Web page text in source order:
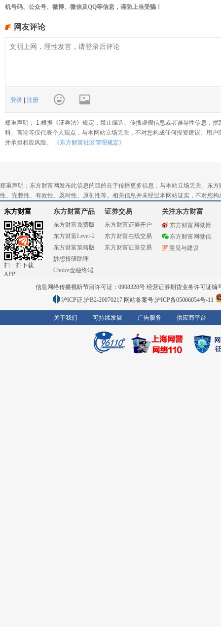
机号码、公众号、微博、微信及QQ等信息，谨防上当受骗！
网友评论
登录 | 注册
郑重声明： 1.根据《证券法》规定，禁止编造、传播虚假信息或者误导性信息，
料、言论等仅代表个人观点，与本网站立场无关，不对您构成任何投资建议。用
并承担相应风险。
《东方财富社区管理规定》
郑重声明：东方财富网发布此信息的目的在于传播更多信息，与本站立场无关。东
性、完整性、有效性、及时性、原创性等。相关信息并未经过本网站证实，不对您
东方财富
扫一扫下载
APP
东方财富产品
东方财富免费版
东方财富Level-2
东方财富策略版
妙想投研助理
Choice金融终端
证券交易
东方财富证券开户
东方财富在线交易
东方财富证券交易
关注东方财富
东方财富网微博
东方财富网微信
意见与建议
信息网络传播视听节目许可证：0908328号 经营证券期货业务许可证编
沪ICP证:沪B2-20070217 网站备案号:沪ICP备05006054号-11
关于我们 可持续发展 广告服务 供应商平台